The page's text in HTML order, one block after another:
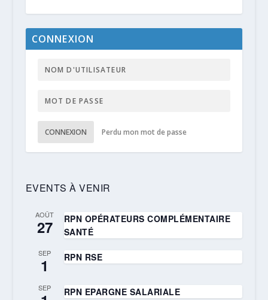
CONNEXION
CONNEXION Perdu mon mot de passe
EVENTS À VENIR
AOÛT
27
RPN OPÉRATEURS COMPLÉMENTAIRE
SANTÉ
SEP
1 RPN RSE
SEP RPN EPARGNE SALARIALE